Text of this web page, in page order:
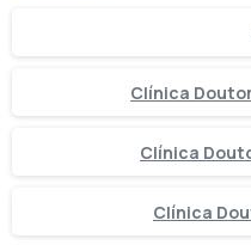
Clínica
Clínica
Clínica